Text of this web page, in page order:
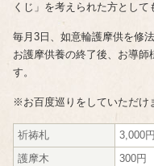
くじ」を考えられた方として
毎月3日、如意輪護摩供を修
お護摩供養の終了後、お導師
す。
※お百度巡りをしていただけ
祈祷札
3,000
護摩木
300円